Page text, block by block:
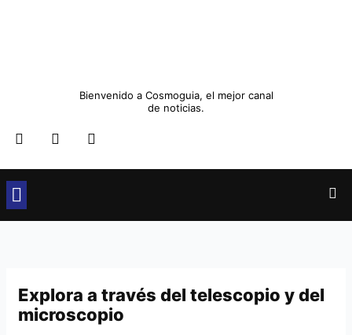
Bienvenido a Cosmoguia, el mejor canal
de noticias.
F
c
e
o
o
T
i
r
I
s
r
Explora a través del telescopio y del
microscopio